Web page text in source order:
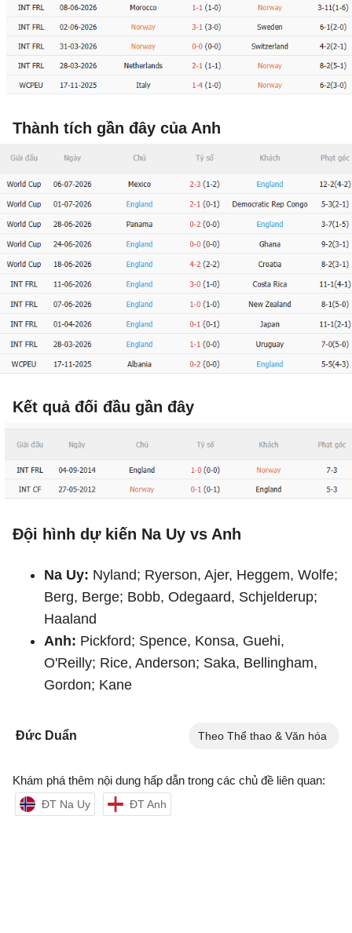
Thành tích gần đây của Anh
Kết quả đối đầu gần đây
Đội hình dự kiến Na Uy vs Anh
Na Uy: Nyland; Ryerson, Ajer, Heggem, Wolfe;
Berg, Berge; Bobb, Odegaard, Schjelderup;
Haaland
Anh: Pickford; Spence, Konsa, Guehi,
O'Reilly; Rice, Anderson; Saka, Bellingham,
Gordon; Kane
Đức Duẩn Theo Thể thao & Văn hóa
Khám phá thêm nội dung hấp dẫn trong các chủ đề liên quan:
ĐT Na Uy ĐT Anh